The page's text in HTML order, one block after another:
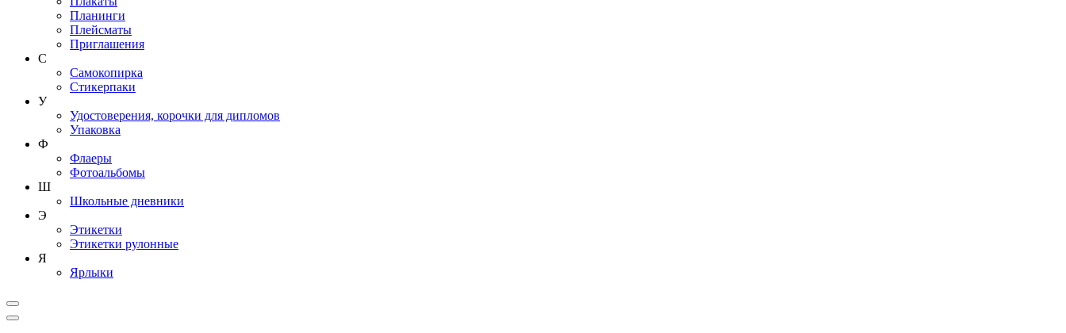
Планинги
Плейсматы
Приглашения
С
Самокопирка
Стикерпаки
У
Удостоверения, корочки для дипломов
Упаковка
Ф
Флаеры
Фотоальбомы
Ш
Школьные дневники
Э
Этикетки
Этикетки рулонные
Я
Ярлыки